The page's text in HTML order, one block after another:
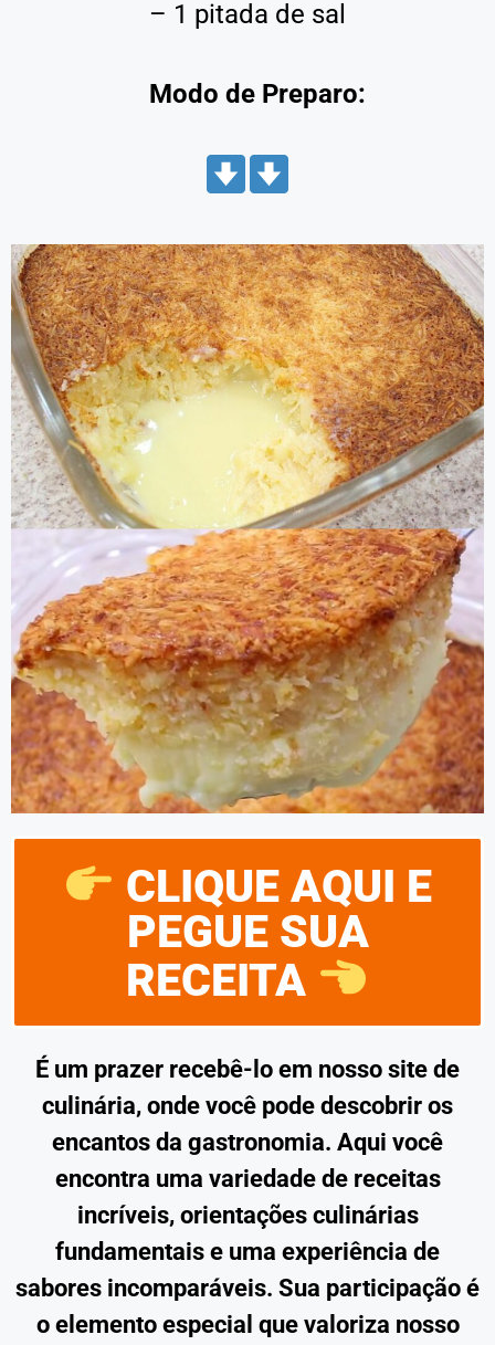
– 1 pitada de sal
Modo de Preparo:
CLIQUE AQUI E
PEGUE SUA
RECEITA
É um prazer recebê-lo em nosso site de
culinária, onde você pode descobrir os
encantos da gastronomia. Aqui você
encontra uma variedade de receitas
incríveis, orientações culinárias
fundamentais e uma experiência de
sabores incomparáveis. Sua participação é
o elemento especial que valoriza nosso